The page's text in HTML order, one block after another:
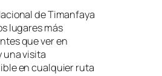
de Timanfaya
lugares más
que ver en
una visita
en cualquier ruta